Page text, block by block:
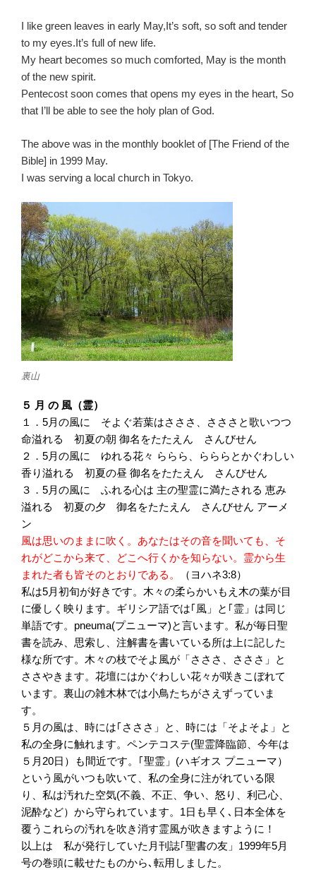
I like green leaves in early May,It’s soft, so soft and tender
to my eyes.It’s full of new life.
My heart becomes so much comforted, May is the month
of the new spirit.
Pentecost soon comes that opens my eyes in the heart, So
that I’ll be able to see the holy plan of God.
The above was in the monthly booklet of [The Friend of the
Bible] in 1999 May.
I was serving a local church in Tokyo.
裏山
５ 月 の 風（霊）
１．5月の風に そよぐ若葉はさささ、さささと歌いつつ
命溢れる 初夏の朝 御名をたたえん さんびせん
２．5月の風に ゆれる花々 ららら、らららとかぐわしい
香り溢れる 初夏の昼 御名をたたえん さんびせん
３．5月の風に ふれる心は 主の聖霊に満たされる 恵み
溢れる 初夏の夕 御名をたたえん さんびせん アーメ
ン
風は思いのままに吹く。あなたはその音を聞いても、そ
れがどこから来て、どこへ行くかを知らない。霊から生
まれた者も皆そのとおりである。
（ヨハネ3:8）
私は5月初旬が好きです。木々の柔らかいもえ木の葉が目
に優しく映ります。ギリシア語では｢風」と｢霊」は同じ
単語です。pneuma(プニューマ)と言います。私が毎日聖
書を読み、思索し、注解書を書いている所は上に記した
様な所です。木々の枝でそよ風が「さささ、さささ」と
ささやきます。花壇にはかぐわしい花々が咲きこぼれて
います。裏山の雑木林では小鳥たちがさえずっていま
す。
５月の風は、時には｢さささ」と、時には「そよそよ」と
私の全身に触れます。ペンテコステ(聖霊降臨節、今年は
５月20日）も間近です。｢聖霊」(ハギオス プニューマ）
という風がいつも吹いて、私の全身に注がれている限
り、私は汚れた空気(不義、不正、争い、怒り、利己心、
泥酔など）から守られています。1日も早く､日本全体を
覆うこれらの汚れを吹き消す霊風が吹きますように！
以上は 私が発行していた月刊誌｢聖書の友」1999年5月
号の巻頭に載せたものから､転用しました。